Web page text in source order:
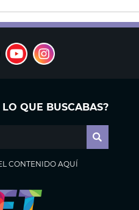
QUE BUSCABAS?
CONTENIDO AQUÍ